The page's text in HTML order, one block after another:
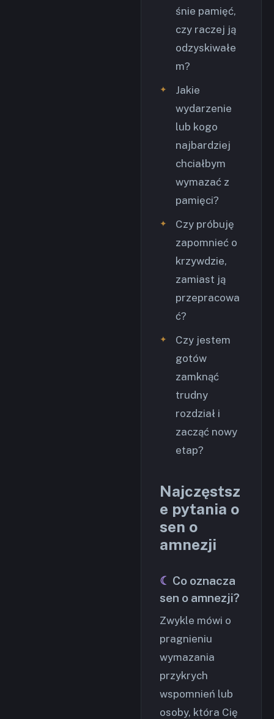
śnie pamięć,
czy raczej ją
odzyskiwałe
m?
Jakie
wydarzenie
lub kogo
najbardziej
chciałbym
wymazać z
pamięci?
Czy próbuję
zapomnieć o
krzywdzie,
zamiast ją
przepracowa
ć?
Czy jestem
gotów
zamknąć
trudny
rozdział i
zacząć nowy
etap?
Najczęstsz
e pytania o
sen o
amnezji
Co oznacza
sen o amnezji?
Zwykle mówi o
pragnieniu
wymazania
przykrych
wspomnień lub
osoby, która Cię